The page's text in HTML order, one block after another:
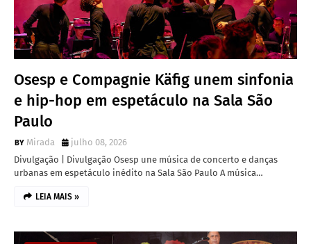
Osesp e Compagnie Käfig unem sinfonia
e hip-hop em espetáculo na Sala São
Paulo
Mirada
julho 08, 2026
Divulgação | Divulgação Osesp une música de concerto e danças
urbanas em espetáculo inédito na Sala São Paulo A música…
LEIA MAIS »